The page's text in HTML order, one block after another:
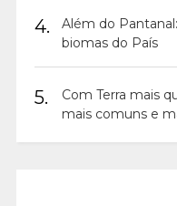
4.
Além do
biomas do País
5.
Com Terra mais
mais comuns e